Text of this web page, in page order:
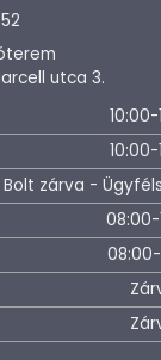
utca 3.
10:00-
10:00-
Bolt zárva -
08:00-
08:00-